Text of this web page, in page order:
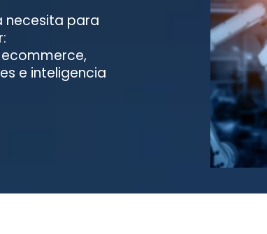
necesita para
e inteligencia